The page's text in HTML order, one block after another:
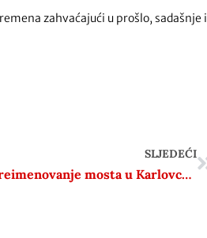
zahvaćajući u prošlo, sadašnje i
SLJEDEĆI
Anto Nobilo: Preimenovanje mosta u Karlovcu je civilizacijska sramota